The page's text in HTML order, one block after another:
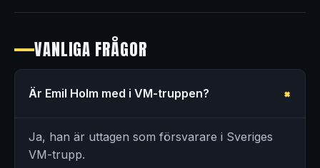
VANLIGA FRÅGOR
Är Emil Holm med i VM-truppen?
Ja, han är uttagen som försvarare i Sveriges
VM-trupp.